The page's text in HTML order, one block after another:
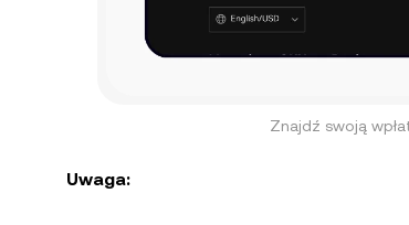
Znajdź swoją
Uwaga: